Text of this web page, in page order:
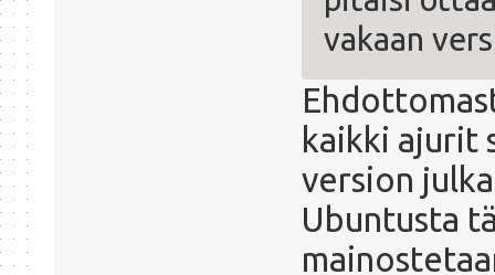
vakaan
kaikki ajurit
version
Ubuntusta